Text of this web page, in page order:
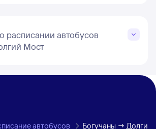
расписании автобусов
Мост
автобусов Богучаны → Долгий